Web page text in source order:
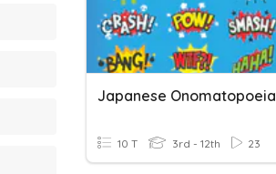
Japanese Onomatopoeia
10 T 3rd - 12th 23